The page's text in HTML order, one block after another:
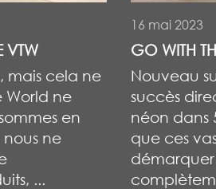
VTW
mais cela ne
World ne
en
ne
...
16 mai 2023
GO WITH
Nouveau
succès
néon dans
que ces